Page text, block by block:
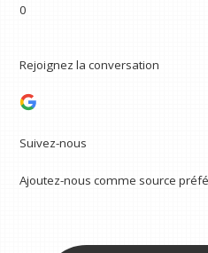
0
Rejoignez la conversation
Suivez-nous
Ajoutez-nous comme source